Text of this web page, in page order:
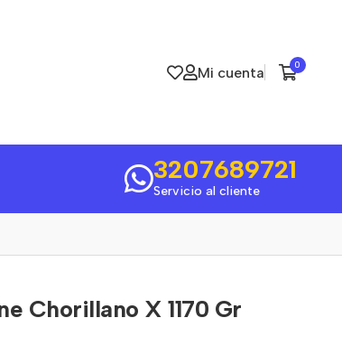
Mi cuenta 0
3207689721
Servicio al cliente
Chorillano X 1170 Gr